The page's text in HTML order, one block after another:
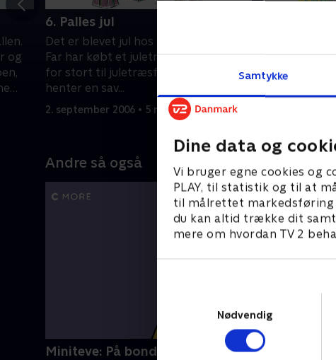
Samtykke
Dine data og
Vi bruger egne cookies og
PLAY, til statistik og til at
til målrettet markedsføring
du kan altid trække dit
mere om hvordan TV 2
Nødvendig
og
6. Palles jul
Det er blevet jul hos Palle og hans far.
Far har købt et juletræ, men det er alt
for stort til juletræsfoden. Så far
henter en sav...
2. september 2006 • 5 min
hestedame
er Palles far
Andre så også
Miniteve: På bondegården